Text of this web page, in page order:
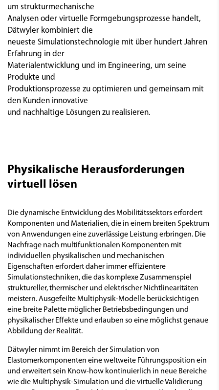
um strukturmechanische
Analysen oder virtuelle Formgebungsprozesse handelt,
Dätwyler kombiniert die
neueste Simulationstechnologie mit über hundert Jahren
Erfahrung in der
Materialentwicklung und im Engineering, um seine
Produkte und
Produktionsprozesse zu optimieren und gemeinsam mit
den Kunden innovative
und nachhaltige Lösungen zu realisieren.
Physikalische Herausforderungen
virtuell lösen
Die dynamische Entwicklung des Mobilitätssektors erfordert
Komponenten und Materialien, die in einem breiten Spektrum
von Anwendungen eine zuverlässige Leistung erbringen. Die
Nachfrage nach multifunktionalen Komponenten mit
individuellen physikalischen und mechanischen
Eigenschaften erfordert daher immer effizientere
Simulationstechniken, die das komplexe Zusammenspiel
struktureller, thermischer und elektrischer Nichtlinearitäten
meistern. Ausgefeilte Multiphysik-Modelle berücksichtigen
eine breite Palette möglicher Betriebsbedingungen und
physikalischer Effekte und erlauben so eine möglichst genaue
Abbildung der Realität.
Dätwyler nimmt im Bereich der Simulation von
Elastomerkomponenten eine weltweite Führungsposition ein
und erweitert sein Know-how kontinuierlich in neue Bereiche
wie die Multiphysik-Simulation und die virtuelle Validierung